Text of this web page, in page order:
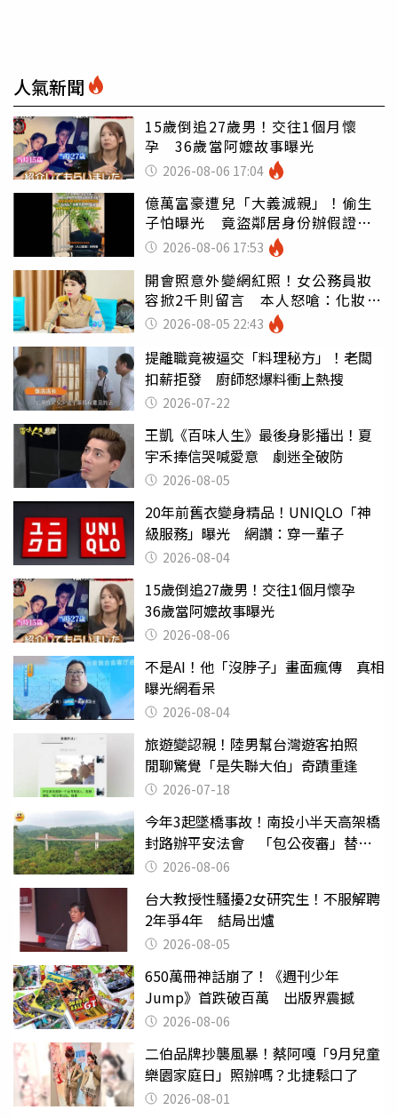
人氣新聞
15歲倒追27歲男！交往1個月懷
孕 36歲當阿嬤故事曝光
2026-08-06 17:04
億萬富豪遭兒「大義滅親」！偷生
子怕曝光 竟盜鄰居身份辦假證落
戶 2026-08-06 17:53
開會照意外變網紅照！女公務員妝
容掀2千則留言 本人怒嗆：化妝有
錯嗎2026-08-05 22:43
提離職竟被逼交「料理秘方」！老闆
扣薪拒發 廚師怒爆料衝上熱搜
2026-07-22
王凱《百味人生》最後身影播出！夏
宇禾捧信哭喊愛意 劇迷全破防
2026-08-05
20年前舊衣變身精品！UNIQLO「神
級服務」曝光 網讚：穿一輩子
2026-08-04
15歲倒追27歲男！交往1個月懷孕
36歲當阿嬤故事曝光
2026-08-06
不是AI！他「沒脖子」畫面瘋傳 真相
曝光網看呆
2026-08-04
旅遊變認親！陸男幫台灣遊客拍照
閒聊驚覺「是失聯大伯」奇蹟重逢
2026-07-18
今年3起墜橋事故！南投小半天高架橋
封路辦平安法會 「包公夜審」替亡
魂伸冤
2026-08-06
台大教授性騷擾2女研究生！不服解聘
2年爭4年 結局出爐
2026-08-05
650萬冊神話崩了！《週刊少年
Jump》首跌破百萬 出版界震撼
2026-08-06
二伯品牌抄襲風暴！蔡阿嘎「9月兒童
樂園家庭日」照辦嗎？北捷鬆口了
2026-08-01